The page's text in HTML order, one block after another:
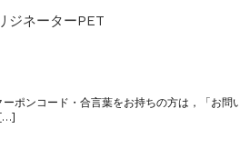
ジネーターPET
ーポンコード・合言葉をお持ちの方は，「お問